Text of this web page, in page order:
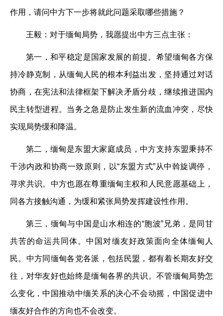
作用，请问中方下一步将就此问题采取哪些措施？
王毅：对于缅甸局势，我愿提出中方三点主张：
第一，和平稳定是国家发展的前提。希望缅甸各方保
持冷静克制，从缅甸人民的根本利益出发，坚持通过对话
协商，在宪法和法律框架下解决矛盾分歧，继续推进国内
民主转型进程。当务之急是防止发生新的流血冲突，尽快
实现局势缓和降温。
第二，缅甸是东盟大家庭成员，中方支持东盟秉持不
干涉内政和协商一致原则，以“东盟方式”从中斡旋调停，
寻求共识。中方也愿在尊重缅甸主权和人民意愿基础上，
同各方接触沟通，为缓和紧张局势发挥建设性作用。
第三，缅甸与中国是山水相连的“胞波”兄弟，是同甘
共苦的命运共同体。中国对缅友好政策面向全体缅甸人
民。中方同缅甸各党各派，包括民盟，都有着长期友好交
往，对华友好也始终是缅甸各界的共识。不管缅甸局势怎
么变化，中国推动中缅关系的决心不会动摇，中国促进中
缅友好合作的方向也不会改变。